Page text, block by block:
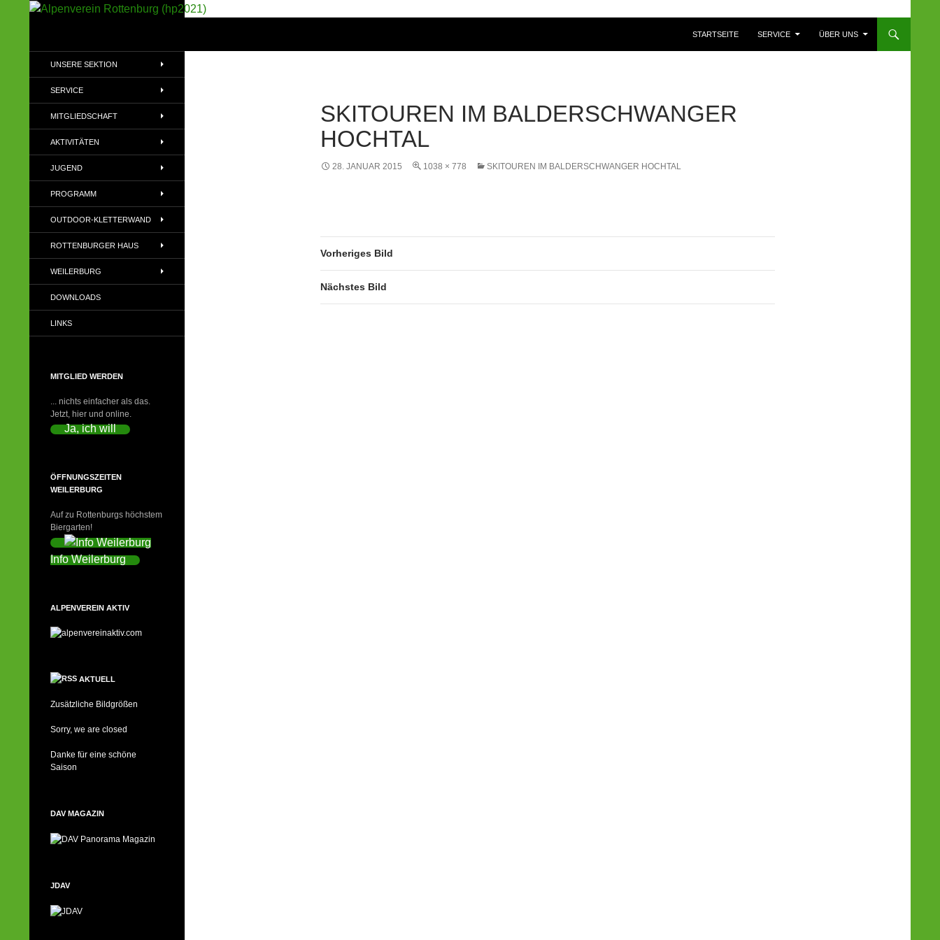
STARTSEITE
SERVICE ÜBER UNS
SKITOUREN IM BALDERSCHWANGER
HOCHTAL
28. JANUAR 2015 1038 × 778 SKITOUREN IM BALDERSCHWANGER HOCHTAL
Vorheriges Bild
Nächstes Bild
(DAV)
UNSERE SEKTION
SERVICE
MITGLIEDSCHAFT
AKTIVITÄTEN
JUGEND
PROGRAMM
OUTDOOR-KLETTERWAND
ROTTENBURGER HAUS
WEILERBURG
DOWNLOADS
LINKS
MITGLIED WERDEN
... nichts einfacher als das.
Jetzt, hier und online.
Ja, ich will
ÖFFNUNGSZEITEN
WEILERBURG
Auf zu Rottenburgs höchstem
Biergarten!
Info Weilerburg
ALPENVEREIN AKTIV
AKTUELL
Zusätzliche Bildgrößen
Sorry, we are closed
Danke für eine schöne
Saison
DAV MAGAZIN
JDAV